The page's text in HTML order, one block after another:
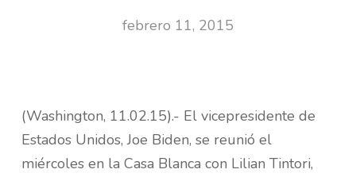
febrero 11, 2015
(Washington, 11.02.15).- El vicepresidente de
Estados Unidos, Joe Biden, se reunió el
miércoles en la Casa Blanca con Lilian Tintori,